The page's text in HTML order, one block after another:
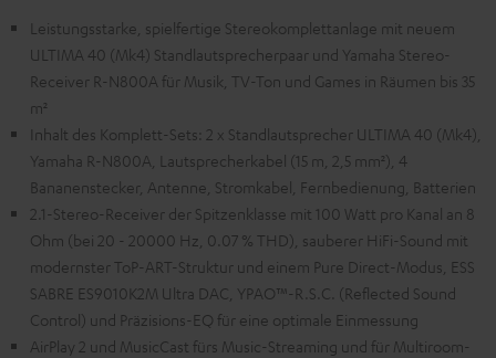
Leistungsstarke, spielfertige Stereokomplettanlage mit neuem
ULTIMA 40 (Mk4) Standlautsprecherpaar und Yamaha Stereo-
Receiver R-N800A für Musik, TV-Ton und Games in Räumen bis 35
m²
Inhalt des Komplett-Sets: 2 x Standlautsprecher ULTIMA 40 (Mk4),
Yamaha R-N800A, Lautsprecherkabel (15 m, 2,5 mm²), 4
Bananenstecker, Antenne, Stromkabel, Fernbedienung, Batterien
2.1-Stereo-Receiver der Spitzenklasse mit 100 Watt pro Kanal an 8
Ohm (bei 20 - 20000 Hz, 0.07 % THD), sauberer HiFi-Sound mit
modernster ToP-ART-Struktur und einem Pure Direct-Modus, ESS
SABRE ES9010K2M Ultra DAC, YPAO™-R.S.C. (Reflected Sound
Control) und Präzisions-EQ für eine optimale Einmessung
AirPlay 2 und MusicCast fürs Music-Streaming und für Multiroom-